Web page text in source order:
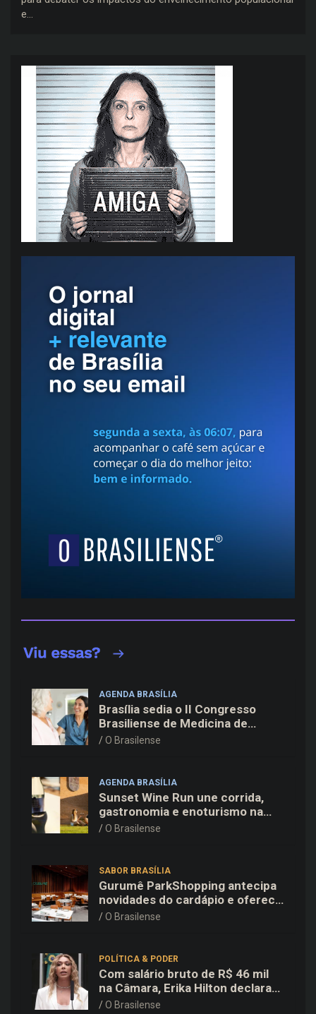
e…
AGENDA BRASÍLIA
Brasília sedia o II Congresso
Brasiliense de Medicina de
Família e Comunidade na Fiocruz
O Brasilense
AGENDA BRASÍLIA
Sunset Wine Run une corrida,
gastronomia e enoturismo na
Vinícola Brasília
O Brasilense
SABOR BRASÍLIA
Gurumê ParkShopping antecipa
novidades do cardápio e oferece
25% de desconto no delivery
O Brasilense
POLÍTICA & PODER
Com salário bruto de R$ 46 mil
na Câmara, Erika Hilton declara
patrimônio de R$ 15,9 mil ao TSE
O Brasilense